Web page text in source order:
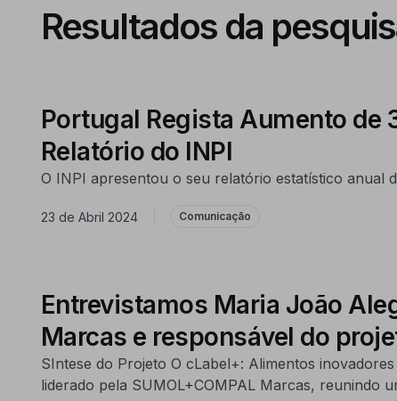
Resultados da
Portugal Regista Aumento de
Relatório do INPI
O INPI apresentou o seu relatório estatístico anual
23 de Abril 2024 Comunicação
Entrevistamos Maria João
Marcas e responsável do
SIntese do Projeto O cLabel+: Alimentos
liderado pela SUMOL+COMPAL Marcas, reunindo